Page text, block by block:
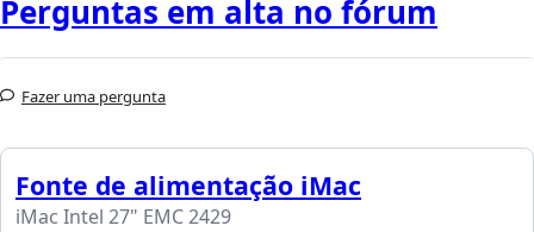
Perguntas em alta no fórum
Fazer uma pergunta
Fonte de alimentação iMac
iMac Intel 27" EMC 2429